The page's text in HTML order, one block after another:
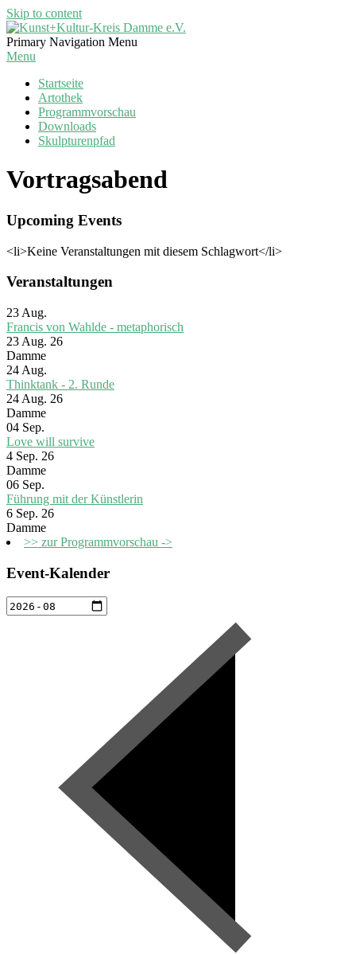
Skip to content
Kunst+Kultur-
Kreis
Primary Navigation Menu
Menu
Startseite
Artothek
Programmvorschau
Downloads
Skulpturenpfad
Vortragsabend
Upcoming Events
<li>Keine Veranstaltungen mit diesem Schlagwort</li>
Veranstaltungen
23 Aug.
Francis von Wahlde - metaphorisch
23 Aug. 26
Damme
24 Aug.
Thinktank - 2. Runde
24 Aug. 26
Damme
04 Sep.
Love will survive
4 Sep. 26
Damme
06 Sep.
Führung mit der Künstlerin
6 Sep. 26
Damme
>> zur Programmvorschau ->
Event-Kalender